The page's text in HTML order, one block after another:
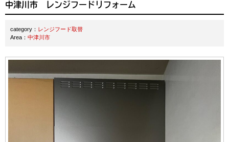
中津川市 レンジフードリフォーム
category： レンジフード取替
Area： 中津川市